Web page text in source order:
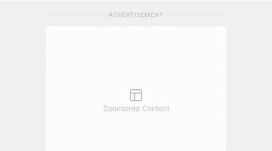
ADVERTISEMENT
Sponsored Content